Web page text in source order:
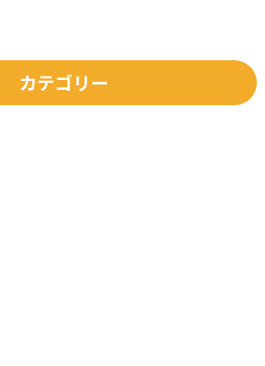
カテゴリー